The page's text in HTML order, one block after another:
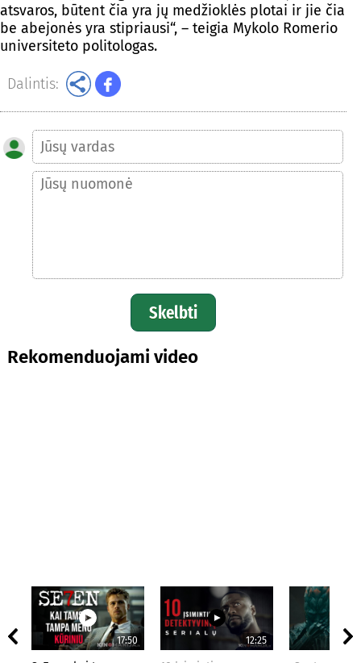
atsvaros, būtent čia yra jų medžioklės plotai ir jie čia
be abejonės yra stipriausi“, – teigia Mykolo Romerio
universiteto politologas.
Dalintis:
Skelbti
Rekomenduojami video
17:50 12:25